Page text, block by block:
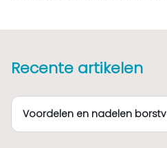
Recente artikelen
Voordelen en nadelen